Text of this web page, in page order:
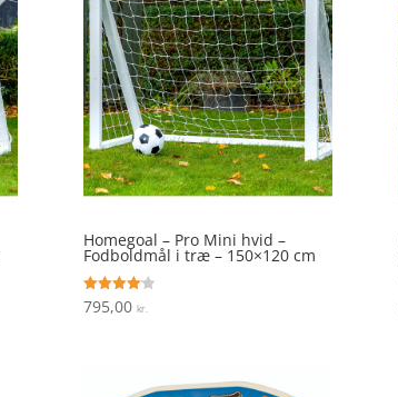
Homegoal – Pro Mini hvid –
Fodboldmål i træ – 150×120 cm
Vurderet
4.1
795,00 kr.